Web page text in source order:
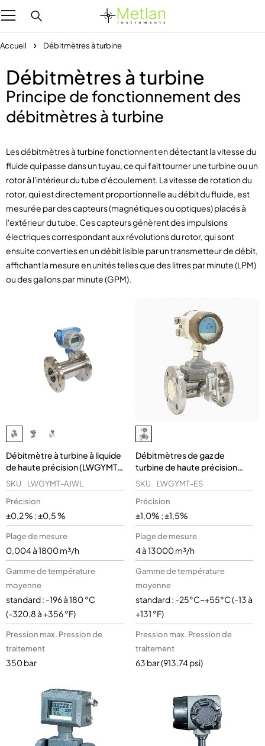
Accueil Débitmètres à turbine
Débitmètres à turbine
Principe de fonctionnement des
débitmètres à turbine
Les débitmètres à turbine fonctionnent en détectant la vitesse du
fluide qui passe dans un tuyau, ce qui fait tourner une turbine ou un
rotor à l'intérieur du tube d'écoulement. La vitesse de rotation du
rotor, qui est directement proportionnelle au débit du fluide, est
mesurée par des capteurs (magnétiques ou optiques) placés à
l'extérieur du tube. Ces capteurs génèrent des impulsions
électriques correspondant aux révolutions du rotor, qui sont
ensuite converties en un débit lisible par un transmetteur de débit,
affichant la mesure en unités telles que des litres par minute (LPM)
ou des gallons par minute (GPM).
Débitmètre à turbine à liquide
de haute précision (LWGYMT-
AJWL)
SKU
LWGYMT-AJWL
Précision
±0,2 % ; ±0,5 %
Plage de mesure
0,004 à 1800 m³/h
Gamme de température
moyenne
standard : -196 à 180 °C
(-320,8 à +356 °F)
Pression max. Pression de
traitement
350 bar
Débitmètres de gaz de
turbine de haute précision
(LWGYMT-ES)
SKU
LWGYMT-ES
Précision
±1,0% ; ±1,5%
Plage de mesure
4 à 13000 m³/h
Gamme de température
moyenne
standard : -25°C~+55°C (-13 à
+131 °F)
Pression max. Pression de
traitement
63 bar (913.74 psi)